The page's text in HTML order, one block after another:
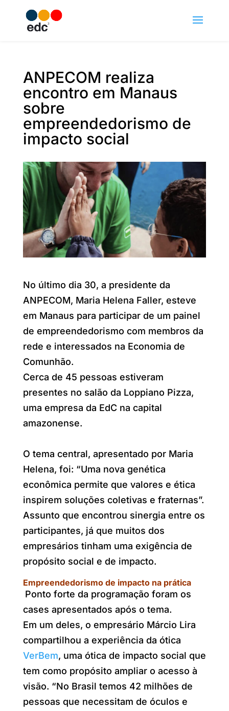
ANPECOM realiza
encontro em Manaus
sobre
empreendedorismo de
impacto social
No último dia 30, a presidente da
ANPECOM, Maria Helena Faller, esteve
em Manaus para participar de um painel
de empreendedorismo com membros da
rede e interessados na Economia de
Comunhão.
Cerca de 45 pessoas estiveram
presentes no salão da Loppiano Pizza,
uma empresa da EdC na capital
amazonense.
O tema central, apresentado por Maria
Helena, foi: “Uma nova genética
econômica permite que valores e ética
inspirem soluções coletivas e fraternas”.
Assunto que encontrou sinergia entre os
participantes, já que muitos dos
empresários tinham uma exigência de
propósito social e de impacto.
Empreendedorismo de impacto na prática
Ponto forte da programação foram os
cases apresentados após o tema.
Em um deles, o empresário Márcio Lira
compartilhou a experiência da ótica
VerBem, uma ótica de impacto social que
tem como propósito ampliar o acesso à
visão. “No Brasil temos 42 milhões de
pessoas que necessitam de óculos e